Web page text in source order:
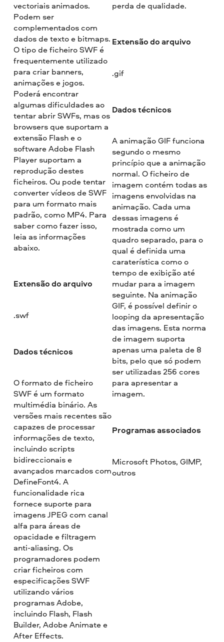
vectoriais animados.
Podem ser
complementados com
dados de texto e bitmaps.
O tipo de ficheiro SWF é
frequentemente utilizado
para criar banners,
animações e jogos.
Poderá encontrar
algumas dificuldades ao
tentar abrir SWFs, mas os
browsers que suportam a
extensão Flash e o
software Adobe Flash
Player suportam a
reprodução destes
ficheiros. Ou pode tentar
converter vídeos de SWF
para um formato mais
padrão, como MP4. Para
saber como fazer isso,
leia as informações
abaixo.
Extensão do arquivo
.swf
Dados técnicos
O formato de ficheiro
SWF é um formato
multimédia binário. As
versões mais recentes são
capazes de processar
informações de texto,
incluindo scripts
bidireccionais e
avançados marcados com
DefineFont4. A
funcionalidade rica
fornece suporte para
imagens JPEG com canal
alfa para áreas de
opacidade e filtragem
anti-aliasing. Os
programadores podem
criar ficheiros com
especificações SWF
utilizando vários
programas Adobe,
incluindo Flash, Flash
Builder, Adobe Animate e
After Effects.
perda de qualidade.
Extensão do arquivo
.gif
Dados técnicos
A animação GIF funciona
segundo o mesmo
princípio que a animação
normal. O ficheiro de
imagem contém todas as
imagens envolvidas na
animação. Cada uma
dessas imagens é
mostrada como um
quadro separado, para o
qual é definida uma
caraterística como o
tempo de exibição até
mudar para a imagem
seguinte. Na animação
GIF, é possível definir o
looping da apresentação
das imagens. Esta norma
de imagem suporta
apenas uma paleta de 8
bits, pelo que só podem
ser utilizadas 256 cores
para apresentar a
imagem.
Programas associados
Microsoft Photos, GIMP,
outros